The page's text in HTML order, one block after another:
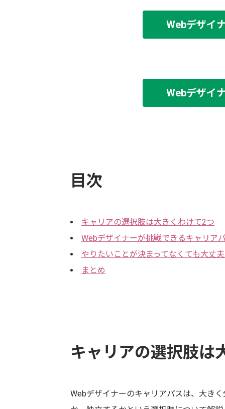
Webデザイ
Webデザイ
目次
キャリアの選択肢は大きくわけて2つ
Webデザイナーが挑戦できるキャリア
やりたいことが決まってなくても大丈
まとめ
キャリアの選択肢は
Webデザイナーのキャリアパスは、大き